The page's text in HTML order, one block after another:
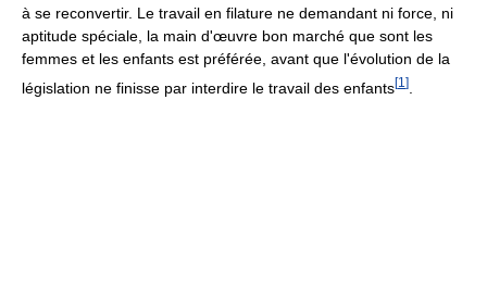
à se reconvertir. Le travail en filature ne demandant ni force, ni
aptitude spéciale, la main d'œuvre bon marché que sont les
femmes et les enfants est préférée, avant que l'évolution de la
législation ne finisse par interdire le travail des enfants[1 ]